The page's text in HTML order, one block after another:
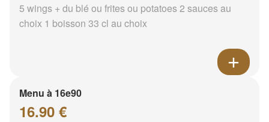
5 wings + du blé ou frites ou potatoes 2 sauces au
choix 1 boisson 33 cl au choix
Menu à 16e90
16.90 €